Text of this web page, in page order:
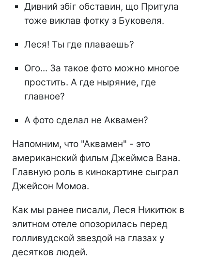
Дивний збіг обставин, що Притула
тоже виклав фотку з Буковеля.
Леся! Ты где плаваешь?
Ого... За такое фото можно многое
простить. А где ныряние, где
главное?
А фото сделал не Аквамен?
Напомним, что "Аквамен" - это
американский фильм Джеймса Вана.
Главную роль в кинокартине сыграл
Джейсон Момоа.
Как мы ранее писали, Леся Никитюк в
элитном отеле опозорилась перед
голливудской звездой на глазах у
десятков людей.